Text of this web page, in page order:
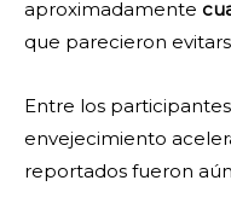
aproximadamente
que parecieron
Entre los
envejecimiento
reportados fueron